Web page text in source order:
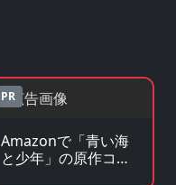
PR
Amazonで「青い海
と少年」の原作コミ